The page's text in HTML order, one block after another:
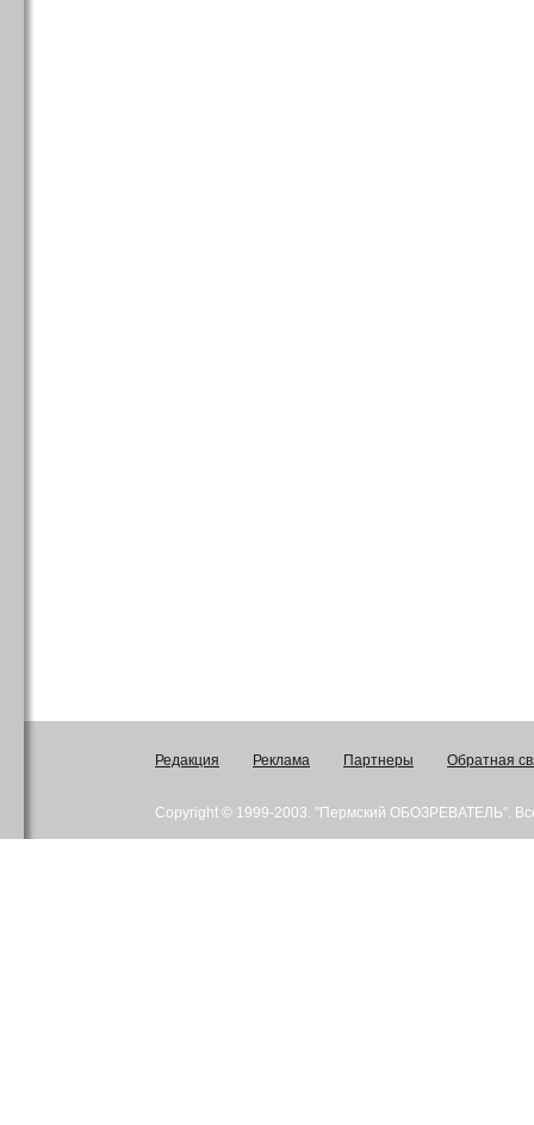
Редакция Реклама Партнеры Обратная
Copyright © 1999-2003. "Пермский ОБОЗРЕВАТЕЛЬ".